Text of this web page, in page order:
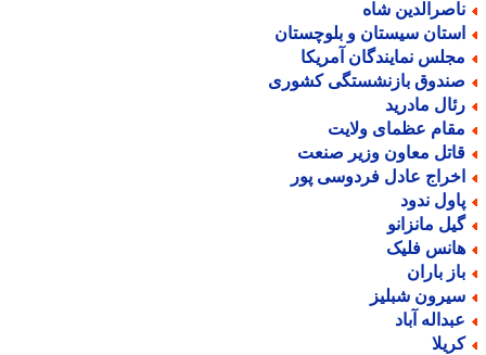
شاه
سیستان و بلوچستان
نمایندگان آمریکا
بازنشستگی کشوری
مادرید
عظمای ولایت
معاون وزیر صنعت
عادل فردوسی پور
ندود
مانزانو
فلیک
باران
شبلیز
آباد